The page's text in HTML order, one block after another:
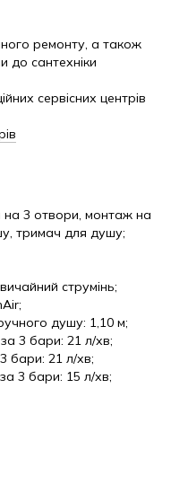
ремонту, а також
до сантехніки
сервісних центрів
на 3 отвори, монтаж на
тримач для душу;
струмінь;
душу: 1,10 м;
3 бари: 21 л/хв;
бари: 21 л/хв;
3 бари: 15 л/хв;